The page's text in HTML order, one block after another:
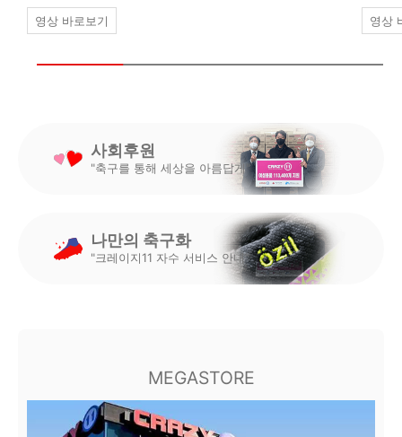
영상 바로보기 영상
사회후원
"축구를 통해 세상을 아름답게"
나만의 축구화
"크레이지11 자수 서비스 안내"
MEGASTORE